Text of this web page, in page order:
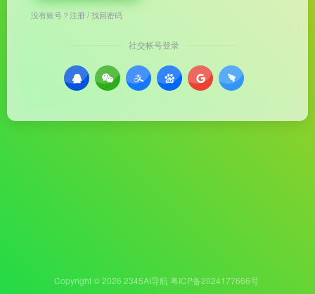
没有账号？注册/找回密码
社交帐号登录
Copyright © 2026 2345AI导航 粤ICP备2024177666号